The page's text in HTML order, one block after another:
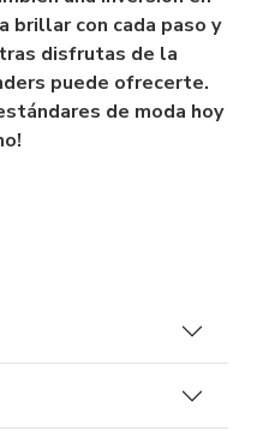
con cada paso y
disfrutas de la
puede ofrecerte.
de moda hoy